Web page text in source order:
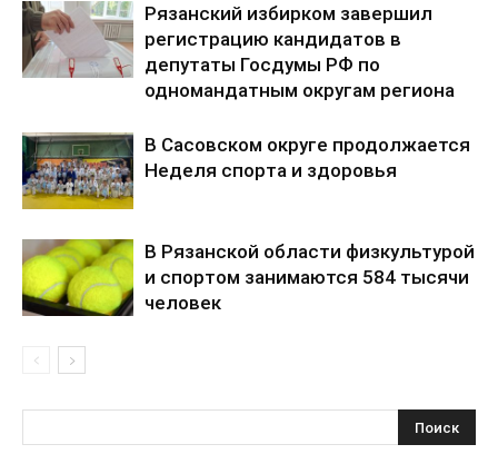
Рязанский избирком завершил
регистрацию кандидатов в
депутаты Госдумы РФ по
одномандатным округам региона
В Сасовском округе продолжается
Неделя спорта и здоровья
В Рязанской области физкультурой
и спортом занимаются 584 тысячи
человек